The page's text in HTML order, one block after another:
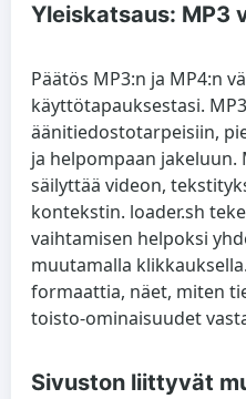
Yleiskatsaus: MP3
Päätös MP3:n ja MP4:n
käyttötapauksestasi.
äänitiedostotarpeisiin,
ja helpompaan
säilyttää videon,
kontekstin. loader.sh
vaihtamisen helpoksi
muutamalla
formaattia, näet, miten
toisto-ominaisuudet
Sivuston liittyvät